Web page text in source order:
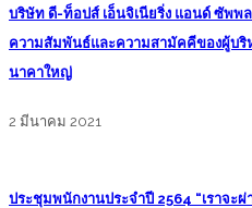
บริษัท ดี-ท็อปส์ เอ็นจิเนียริ่ง แอนด์ ซัพพ
ความสัมพันธ์และความสามัคคีของผู้บริ
นาคาใหญ่
2 มีนาคม 2021
ประชุมพนักงานประจำปี 2564 “เราจะ